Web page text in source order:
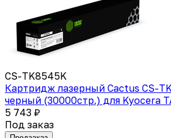
CS-TK8545K
Картридж лазерный Cactus CS-
черный (30000стр.) для Kyocera
5 743 ₽
Под заказ